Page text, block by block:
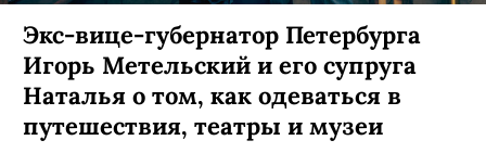
Экс-вице-губернатор Петербурга
Игорь Метельский и его супруга
Наталья о том, как одеваться в
путешествия, театры и музеи